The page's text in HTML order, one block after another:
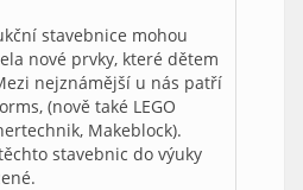
stavebnice mohou
nové prvky, které dětem
nejznámější u nás patří
(nově také LEGO
Makeblock).
stavebnic do výuky